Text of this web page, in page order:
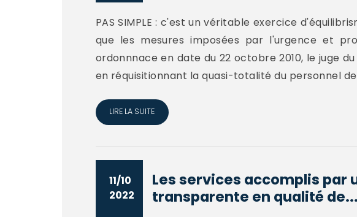
PAS SIMPLE : c'est un véritable exercice
que les mesures imposées par l'urgence et
ordonnnace en date du 22 octobre 2010, le juge
en réquisitionnant la quasi-totalité du personnel de
LIRE LA SUITE
11/10
2022
Les services accomplis
transparente en qualité de...